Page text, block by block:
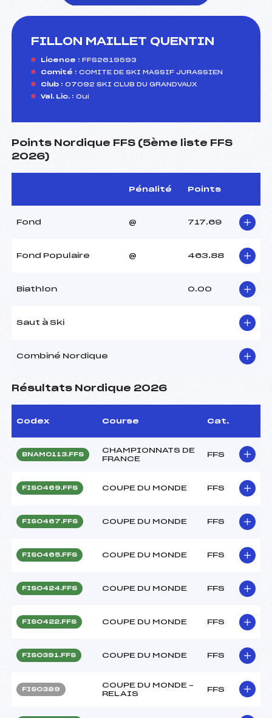
FILLON MAILLET QUENTIN
Licence : FFS2619593
Comité : COMITE DE SKI MASSIF JURASSIEN
Club : 07092 SKI CLUB DU GRANDVAUX
Val. Lic. : Oui
Points Nordique FFS (5ème liste FFS
2026)
Pénalité Points
Fond @ 717.69
Fond Populaire @ 463.88
Biathlon 0.00
Saut à Ski
Combiné Nordique
Résultats Nordique 2026
Codex Course Cat.
BNAM0113.FFS
CHAMPIONNATS DE
FRANCE
FFS
FIS0469.FFS COUPE DU MONDE FFS
FIS0467.FFS COUPE DU MONDE FFS
FIS0465.FFS COUPE DU MONDE FFS
FIS0424.FFS COUPE DU MONDE FFS
FIS0422.FFS COUPE DU MONDE FFS
FIS0391.FFS COUPE DU MONDE FFS
FIS0389
COUPE DU MONDE –
RELAIS
FFS